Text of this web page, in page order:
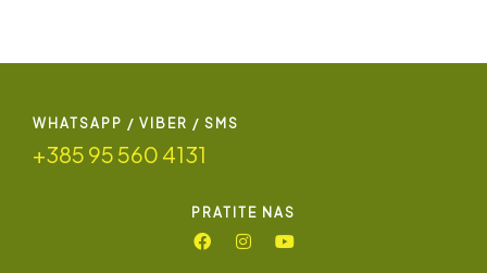
WHATSAPP / VIBER / SMS
+385 95 560 4131
PRATITE NAS